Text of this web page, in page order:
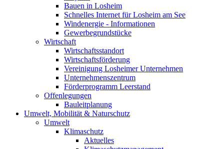
Bauen in Losheim
Schnelles Internet für Losheim am See
Windenergie - Informationen
Gewerbegrundstücke
Wirtschaft
Wirtschaftsstandort
Wirtschaftsförderung
Vereinigung Losheimer Unternehmen
Unternehmenszentrum
Förderprogramm Leerstand
Offenlegungen
Bauleitplanung
Umwelt, Mobilität & Naturschutz
Umwelt
Klimaschutz
Aktuelles